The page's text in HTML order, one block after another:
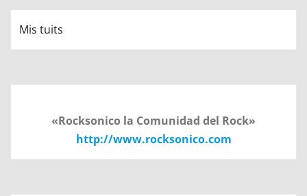
Mis tuits
«Rocksonico la Comunidad del Rock»
http://www.rocksonico.com